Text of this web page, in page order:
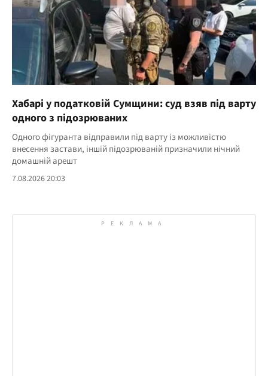
Хабарі у податковій Сумщини: суд взяв під варту
одного з підозрюваних
Одного фігуранта відправили під варту із можливістю
внесення застави, іншій підозрюваній призначили нічний
домашній арешт
7.08.2026 20:03